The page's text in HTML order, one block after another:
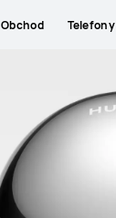
Obchod Telefony